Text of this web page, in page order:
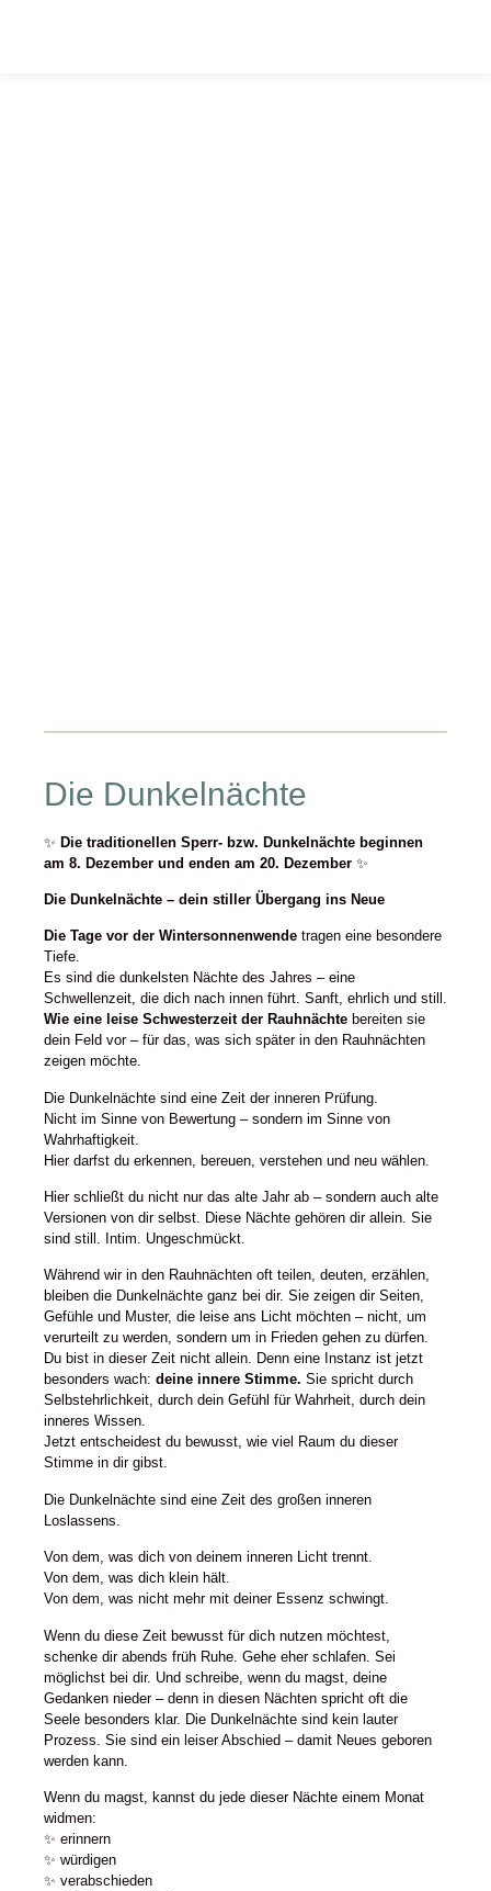
Die Dunkelnächte
✨ Die traditionellen Sperr- bzw. Dunkelnächte beginnen
am 8. Dezember und enden am 20. Dezember ✨
Die Dunkelnächte – dein stiller Übergang ins Neue
Die Tage vor der Wintersonnenwende tragen eine besondere
Tiefe.
Es sind die dunkelsten Nächte des Jahres – eine
Schwellenzeit, die dich nach innen führt. Sanft, ehrlich und still.
Wie eine leise Schwesterzeit der Rauhnächte bereiten sie
dein Feld vor – für das, was sich später in den Rauhnächten
zeigen möchte.
Die Dunkelnächte sind eine Zeit der inneren Prüfung.
Nicht im Sinne von Bewertung – sondern im Sinne von
Wahrhaftigkeit.
Hier darfst du erkennen, bereuen, verstehen und neu wählen.
Hier schließt du nicht nur das alte Jahr ab – sondern auch alte
Versionen von dir selbst. Diese Nächte gehören dir allein. Sie
sind still. Intim. Ungeschmückt.
Während wir in den Rauhnächten oft teilen, deuten, erzählen,
bleiben die Dunkelnächte ganz bei dir. Sie zeigen dir Seiten,
Gefühle und Muster, die leise ans Licht möchten – nicht, um
verurteilt zu werden, sondern um in Frieden gehen zu dürfen.
Du bist in dieser Zeit nicht allein. Denn eine Instanz ist jetzt
besonders wach: deine innere Stimme. Sie spricht durch
Selbstehrlichkeit, durch dein Gefühl für Wahrheit, durch dein
inneres Wissen.
Jetzt entscheidest du bewusst, wie viel Raum du dieser
Stimme in dir gibst.
Die Dunkelnächte sind eine Zeit des großen inneren
Loslassens.
Von dem, was dich von deinem inneren Licht trennt.
Von dem, was dich klein hält.
Von dem, was nicht mehr mit deiner Essenz schwingt.
Wenn du diese Zeit bewusst für dich nutzen möchtest,
schenke dir abends früh Ruhe. Gehe eher schlafen. Sei
möglichst bei dir. Und schreibe, wenn du magst, deine
Gedanken nieder – denn in diesen Nächten spricht oft die
Seele besonders klar. Die Dunkelnächte sind kein lauter
Prozess. Sie sind ein leiser Abschied – damit Neues geboren
werden kann.
Wenn du magst, kannst du jede dieser Nächte einem Monat
widmen:
✨ erinnern
✨ würdigen
✨ verabschieden